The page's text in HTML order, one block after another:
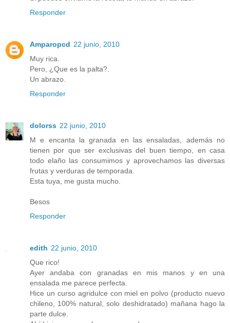
Responder
Amparopcd 22 junio, 2010
Muy rica.
Pero, ¿Que es la palta?.
Un abrazo.
Responder
dolorss 22 junio, 2010
M e encanta la granada en las ensaladas, además no
tienen por que ser exclusivas del buen tiempo, en casa
todo elaño las consumimos y aprovechamos las diversas
frutas y verduras de temporada.
Esta tuya, me gusta mucho.
Besos
Responder
edith 22 junio, 2010
Que rico!
Ayer andaba con granadas en mis manos y en una
ensalada me parece perfecta.
Hice un curso agridulce con miel en polvo (producto nuevo
chileno, 100% natural, solo deshidratado) mañana hago la
parte dulce.